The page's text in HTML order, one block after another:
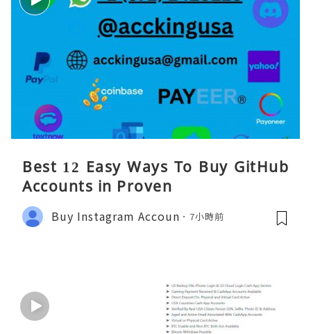
Best 12 Easy Ways To Buy GitHub
Accounts in Proven
Buy Instagram Accoun 7小時前